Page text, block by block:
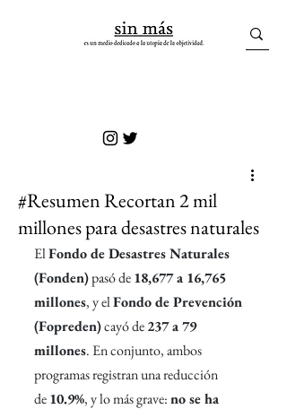
#Resumen Recortan 2 mil
millones para desastres naturales
El Fondo de Desastres Naturales
(Fonden) pasó de 18,677 a 16,765
millones, y el Fondo de Prevención
(Fopreden) cayó de 237 a 79
millones. En conjunto, ambos
programas registran una reducción
de 10.9%, y lo más grave: no se ha